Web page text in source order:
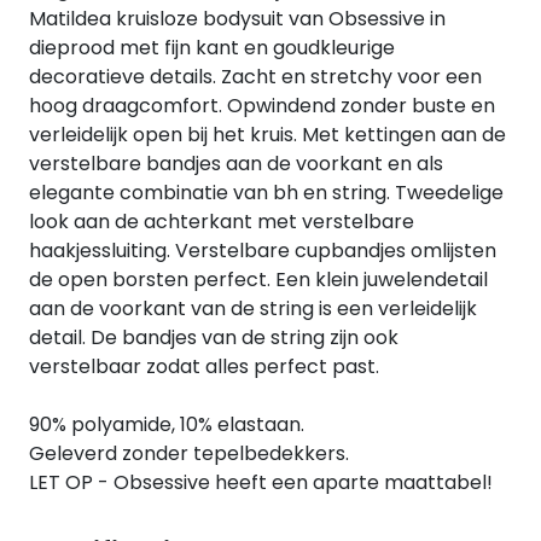
Matildea kruisloze bodysuit van Obsessive in
dieprood met fijn kant en goudkleurige
decoratieve details. Zacht en stretchy voor een
hoog draagcomfort. Opwindend zonder buste en
verleidelijk open bij het kruis. Met kettingen aan de
verstelbare bandjes aan de voorkant en als
elegante combinatie van bh en string. Tweedelige
look aan de achterkant met verstelbare
haakjessluiting. Verstelbare cupbandjes omlijsten
de open borsten perfect. Een klein juwelendetail
aan de voorkant van de string is een verleidelijk
detail. De bandjes van de string zijn ook
verstelbaar zodat alles perfect past.
90% polyamide, 10% elastaan.
Geleverd zonder tepelbedekkers.
LET OP - Obsessive heeft een aparte maattabel!